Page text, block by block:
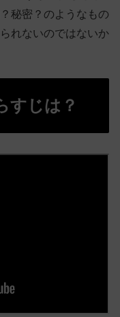
秘密？のようなもの
れないのではないか
すじは？